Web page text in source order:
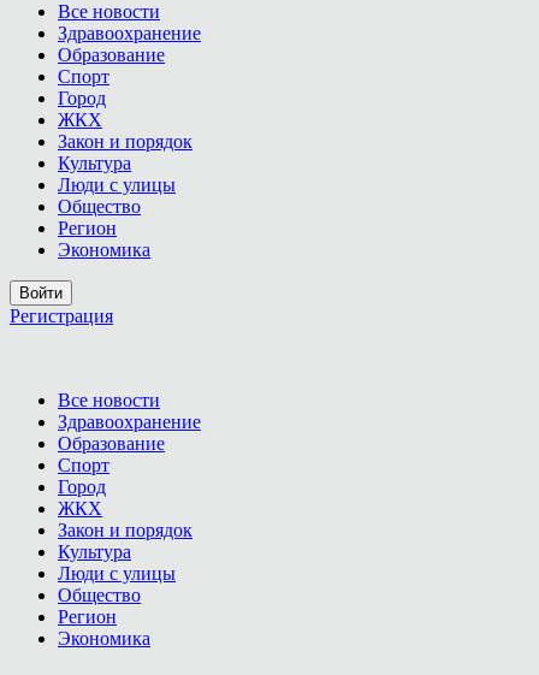
Все новости
Здравоохранение
Образование
Спорт
Город
ЖКХ
Закон и порядок
Культура
Люди с улицы
Общество
Регион
Экономика
Войти
Регистрация
Все новости
Здравоохранение
Образование
Спорт
Город
ЖКХ
Закон и порядок
Культура
Люди с улицы
Общество
Регион
Экономика